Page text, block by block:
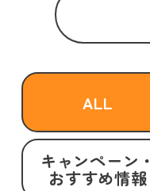
ALL
キャンペーン・
おすすめ情報